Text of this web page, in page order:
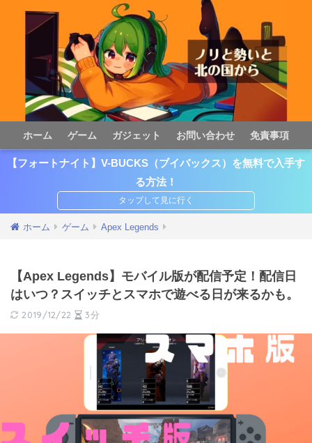
ホーム ゲーム ガジェット お問い合わせ 免責事項
【フォートナイト】V-BUCKS（ブイバックス）を無料で入手す
る方法！
ホーム ゲーム Apex Legends
【Apex Legends】モバイル版が配信予定！配信日
はいつ？スイッチとスマホで遊べる日が来るかも。
2019/12/22 3分